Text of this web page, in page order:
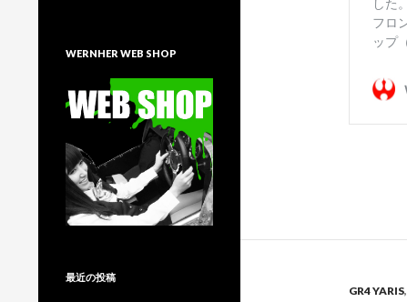
GR4 YARIS,
WERNHER WEB SHOP
最近の投稿